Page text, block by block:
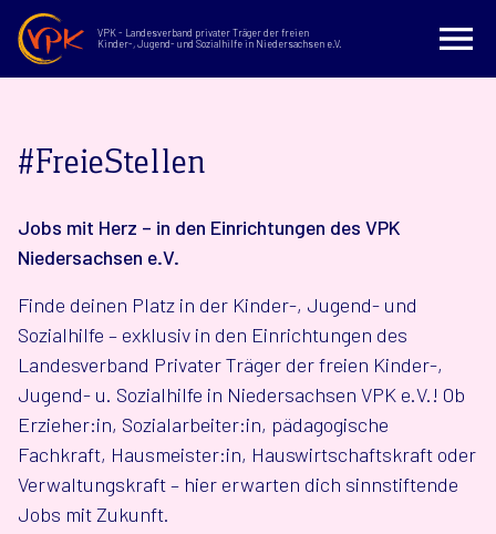
VPK - Landesverband privater Träger der freien
Kinder-, Jugend- und Sozialhilfe in Niedersachsen e.V.
#FreieStellen
Jobs mit Herz – in den Einrichtungen des VPK
Niedersachsen e.V.
Finde deinen Platz in der Kinder-, Jugend- und
Sozialhilfe – exklusiv in den Einrichtungen des
Landesverband Privater Träger der freien Kinder-,
Jugend- u. Sozialhilfe in Niedersachsen VPK e.V.! Ob
Erzieher:in, Sozialarbeiter:in, pädagogische
Fachkraft, Hausmeister:in, Hauswirtschaftskraft oder
Verwaltungskraft – hier erwarten dich sinnstiftende
Jobs mit Zukunft.